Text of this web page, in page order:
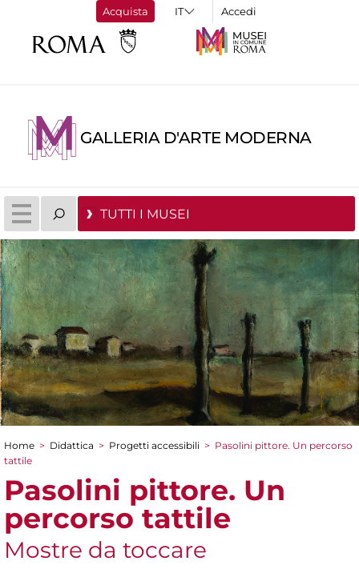
Acquista Accedi
GALLERIA D'ARTE MODERNA
TUTTI I MUSEI
Tu sei qui
Home > Didattica > Progetti accessibili > Pasolini pittore. Un percorso
tattile
Pasolini pittore. Un
percorso tattile
Mostre da toccare